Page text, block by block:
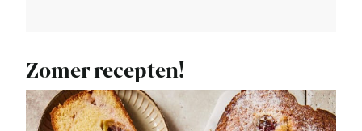
Zomer recepten!